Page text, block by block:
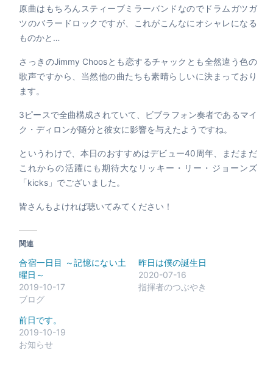
原曲はもちろんスティーブミラーバンドなのでドラムガツガ
ツのバラードロックですが、これがこんなにオシャレになる
ものかと…
さっきのJimmy Choosとも恋するチャックとも全然違う色の
歌声ですから、当然他の曲たちも素晴らしいに決まっており
ます。
3ピースで全曲構成されていて、ビブラフォン奏者であるマイ
ク・ディロンが随分と彼女に影響を与えたようですね。
というわけで、本日のおすすめはデビュー40周年、まだまだ
これからの活躍にも期待大なリッキー・リー・ジョーンズ
「kicks」でございました。
皆さんもよければ聴いてみてください！
関連
合宿一日目 ～記憶にない土
曜日～
2019-10-17
ブログ
昨日は僕の誕生日
2020-07-16
指揮者のつぶやき
前日です。
2019-10-19
お知らせ